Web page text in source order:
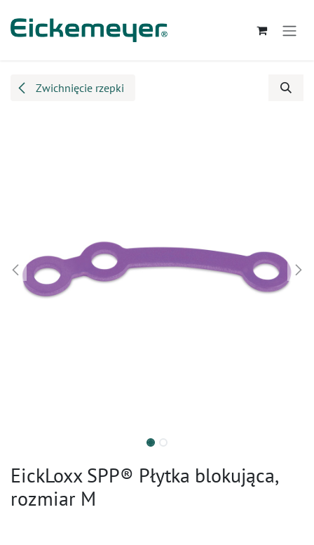
Zwichnięcie rzepki
EickLoxx SPP® Płytka blokująca,
rozmiar M